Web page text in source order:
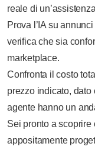
reale di
Prova l’IA su
verifica che sia
marketplace.
Confronta il costo
prezzo indicato,
agente hanno un
Sei pronto a
appositamente